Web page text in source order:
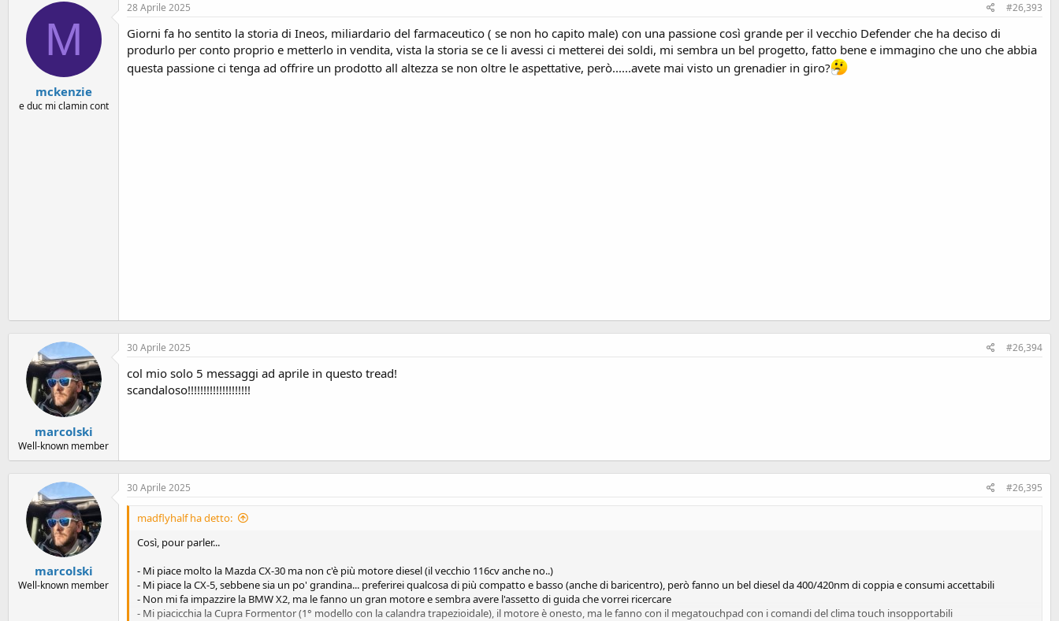
M
mckenzie
e duc mi clamin cont
28 Aprile 2025 #26,393
Giorni fa ho sentito la storia di Ineos, miliardario del farmaceutico ( se non ho capito male) con una passione così grande per il vecchio Defender che ha deciso di
produrlo per conto proprio e metterlo in vendita, vista la storia se ce li avessi ci metterei dei soldi, mi sembra un bel progetto, fatto bene e immagino che uno che abbia
questa passione ci tenga ad offrire un prodotto all altezza se non oltre le aspettative, però......avete mai visto un grenadier in giro?
marcolski
Well-known member
30 Aprile 2025 #26,394
col mio solo 5 messaggi ad aprile in questo tread!
scandaloso!!!!!!!!!!!!!!!!!!!!
marcolski
Well-known member
30 Aprile 2025 #26,395
madflyhalf ha detto:
Così, pour parler...
- Mi piace molto la Mazda CX-30 ma non c'è più motore diesel (il vecchio 116cv anche no..)
- Mi piace la CX-5, sebbene sia un po' grandina... preferirei qualcosa di più compatto e basso (anche di baricentro), però fanno un bel diesel da 400/420nm di coppia e consumi accettabili
- Non mi fa impazzire la BMW X2, ma le fanno un gran motore e sembra avere l'assetto di guida che vorrei ricercare
- Mi piacicchia la Cupra Formentor (1° modello con la calandra trapezioidale), il motore è onesto, ma le fanno con il megatouchpad con i comandi del clima touch insopportabili